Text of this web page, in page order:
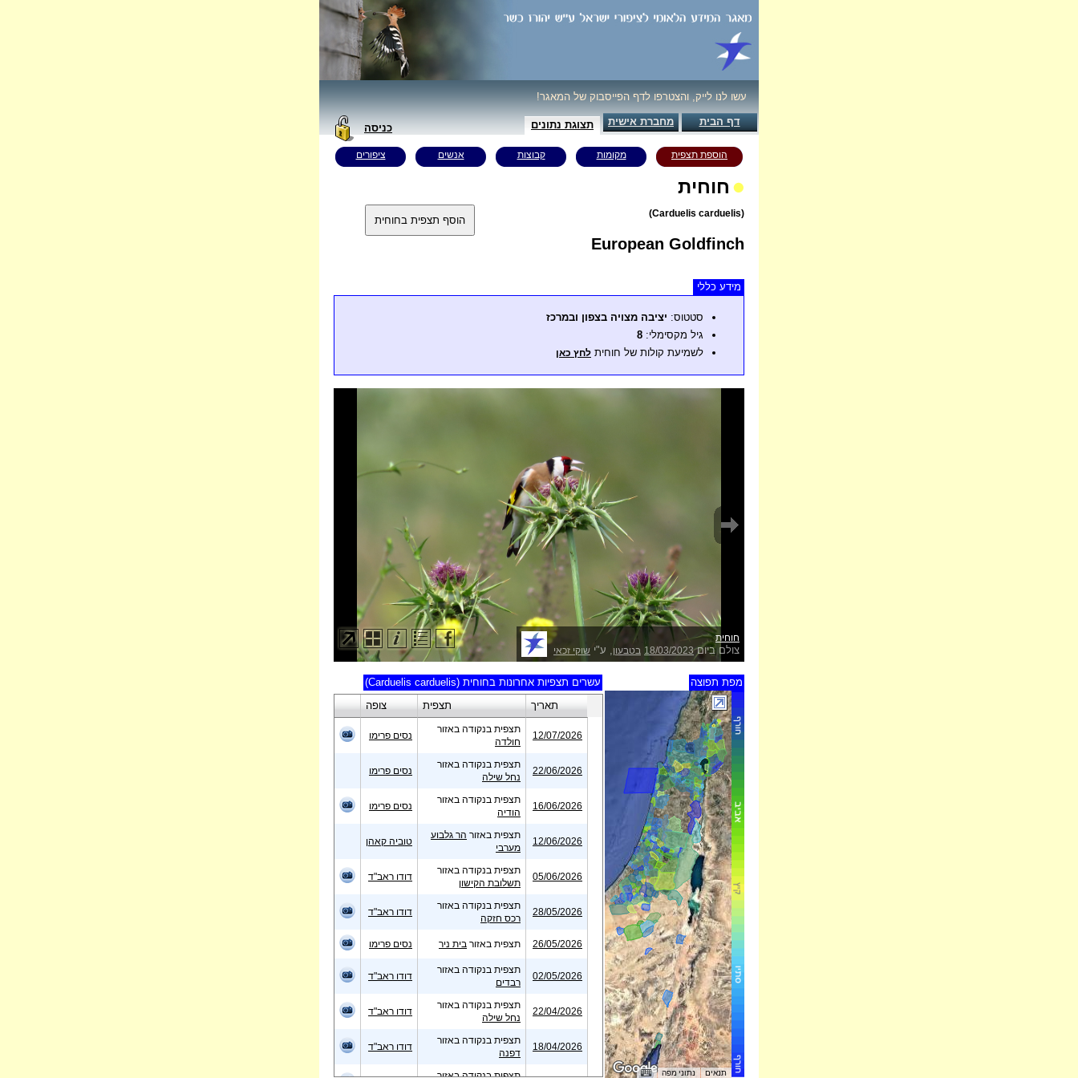
עשו לנו לייק, והצטרפו לדף הפייסבוק של המאגר!
דף הבית מחברת אישית תצוגת נתונים כניסה
הוספת תצפית מקומות קבוצות אנשים ציפורים
חוחית
(Carduelis carduelis)
European Goldfinch
מידע כללי
סטטוס: יציבה מצויה בצפון ובמרכז
גיל מקסימלי: 8
לשמיעת קולות של חוחית לחץ כאן
חוחית
צולם ביום18/03/2023 בטבעון, ע"י שוקי זכאי
מפת תפוצה
עשרים תצפיות אחרונות בחוחית (Carduelis carduelis)
צופה
תצפית תאריך
נסים פרימו
תצפית בנקודה באזור
חולדה
12/07/2026
נסים פרימו
תצפית בנקודה באזור
נחל שילה
22/06/2026
נסים פרימו
תצפית בנקודה באזור
הודיה
16/06/2026
טוביה קאהן
תצפית באזור הר גלבוע
מערבי
12/06/2026
דודו ראב"ד
תצפית בנקודה באזור
תשלובת הקישון
05/06/2026
דודו ראב"ד
תצפית בנקודה באזור
רכס חזקה
28/05/2026
נסים פרימו תצפית באזור בית ניר 26/05/2026
דודו ראב"ד
תצפית בנקודה באזור
רבדים
02/05/2026
דודו ראב"ד
תצפית בנקודה באזור
נחל שילה
22/04/2026
דודו ראב"ד
תצפית בנקודה באזור
דפנה
18/04/2026
תצפית בנקודה באזור